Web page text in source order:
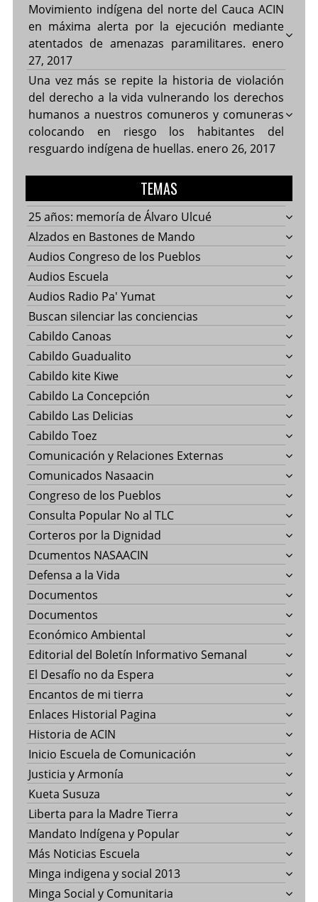
Movimiento indígena del norte del Cauca ACIN
en máxima alerta por la ejecución mediante
atentados de amenazas paramilitares. enero
27, 2017
Una vez más se repite la historia de violación
del derecho a la vida vulnerando los derechos
humanos a nuestros comuneros y comuneras
colocando en riesgo los habitantes del
resguardo indígena de huellas. enero 26, 2017
TEMAS
25 años: memoría de Álvaro Ulcué
Alzados en Bastones de Mando
Audios Congreso de los Pueblos
Audios Escuela
Audios Radio Pa' Yumat
Buscan silenciar las conciencias
Cabildo Canoas
Cabildo Guadualito
Cabildo kite Kiwe
Cabildo La Concepción
Cabildo Las Delicias
Cabildo Toez
Comunicación y Relaciones Externas
Comunicados Nasaacin
Congreso de los Pueblos
Consulta Popular No al TLC
Corteros por la Dignidad
Dcumentos NASAACIN
Defensa a la Vida
Documentos
Documentos
Económico Ambiental
Editorial del Boletín Informativo Semanal
El Desafío no da Espera
Encantos de mi tierra
Enlaces Historial Pagina
Historia de ACIN
Inicio Escuela de Comunicación
Justicia y Armonía
Kueta Susuza
Liberta para la Madre Tierra
Mandato Indígena y Popular
Más Noticias Escuela
Minga indigena y social 2013
Minga Social y Comunitaria